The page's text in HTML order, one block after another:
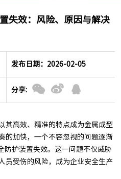
失效：风险、原因与解决
发布日期：2026-02-05
分享:
其高效、精准的特点成为金属成型
的加快，一个不容忽视的问题逐渐
护装置失效。这一问题不仅威胁
员受伤的风险，成为企业安全生产